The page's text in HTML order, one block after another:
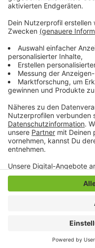
Medikamente
allerdings nur
Neuwerk vorbehalten.
Überweisung vom
Anzeige
Anzeige